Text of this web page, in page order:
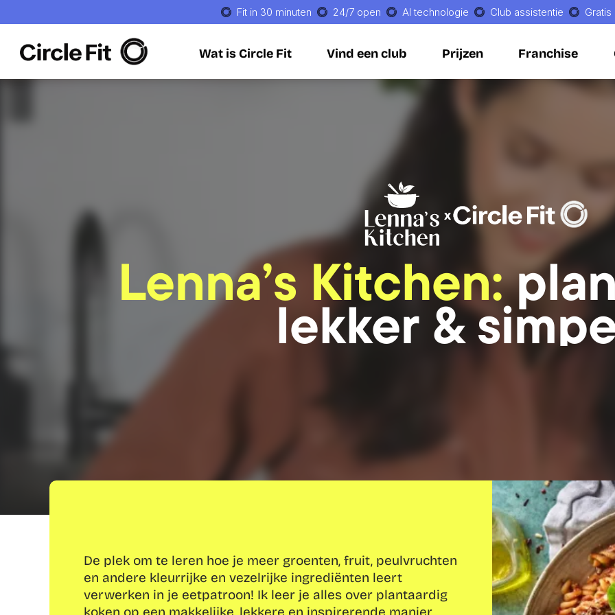
Fit in 30 minuten 24/7 open AI technologie Club assistentie
Wat is Circle Fit
Wat is Circle Fit
Vind een club
Vind een club
Prijzen
Prijzen
Franchise
Franchise
x
Lenna’s Kitchen:
lekker &
De plek om te leren hoe je meer groenten, fruit, peulvruchten
en andere kleurrijke en vezelrijke ingrediënten leert
verwerken in je eetpatroon! Ik leer je alles over plantaardig
koken op een makkelijke, lekkere en inspirerende manier.